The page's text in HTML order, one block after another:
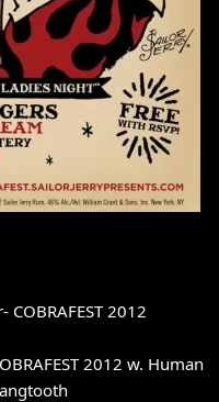
2012
2012 w. Human